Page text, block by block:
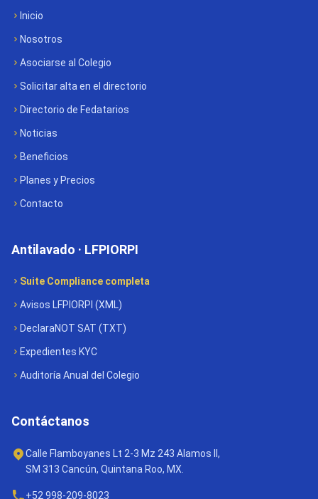
Inicio
Nosotros
Asociarse al Colegio
Solicitar alta en el directorio
Directorio de Fedatarios
Noticias
Beneficios
Planes y Precios
Contacto
Antilavado · LFPIORPI
Suite Compliance completa
Avisos LFPIORPI (XML)
DeclaraNOT SAT (TXT)
Expedientes KYC
Auditoría Anual del Colegio
Contáctanos
Calle Flamboyanes Lt 2-3 Mz 243 Alamos II,
SM 313 Cancún, Quintana Roo, MX.
+52 998-209-8023